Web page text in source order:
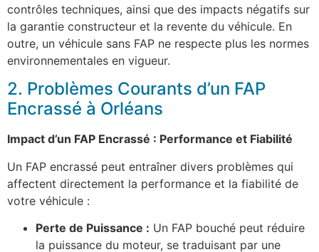
contrôles techniques, ainsi que des impacts négatifs sur
la garantie constructeur et la revente du véhicule. En
outre, un véhicule sans FAP ne respecte plus les normes
environnementales en vigueur.
2. Problèmes Courants d’un FAP
Encrassé à Orléans
Impact d’un FAP Encrassé : Performance et Fiabilité
Un FAP encrassé peut entraîner divers problèmes qui
affectent directement la performance et la fiabilité de
votre véhicule :
Perte de Puissance : Un FAP bouché peut réduire
la puissance du moteur, se traduisant par une